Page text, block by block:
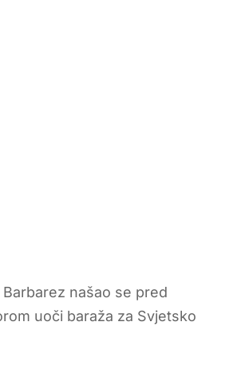
našao se pred
uoči baraža za Svjetsko